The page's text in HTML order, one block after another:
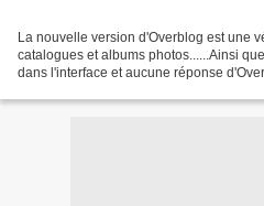
La nouvelle version d'Overblog est une
catalogues et albums photos......Ainsi
dans l'interface et aucune réponse